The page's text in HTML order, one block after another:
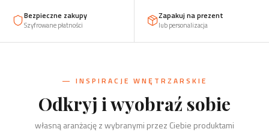
Bezpieczne zakupy
Szyfrowane płatności
Zapakuj na prezent
lub personalizacja
— INSPIRACJE WNĘTRZARSKIE
Odkryj i wyobraź sobie
własną aranżację z wybranymi przez Ciebie produktami
Kuchnia
Sólsel i Nietopieprz, podkładki,
Salon
Biuro Dzieci